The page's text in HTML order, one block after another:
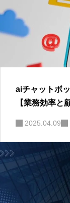
aiチャットボ
【業務効率と
2025.04.09